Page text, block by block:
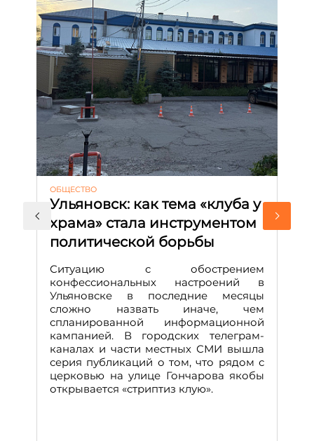
ОБЩЕСТВО
Ульяновск: как тема «клуба у
храма» стала инструментом
политической борьбы
Ситуацию с обострением
конфессиональных настроений в
Ульяновске в последние месяцы
сложно назвать иначе, чем
спланированной информационной
кампанией. В городских телеграм-
каналах и части местных СМИ вышла
серия публикаций о том, что рядом с
церковью на улице Гончарова якобы
открывается «стриптиз клую».